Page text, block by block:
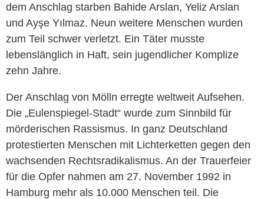
dem Anschlag starben Bahide Arslan, Yeliz Arslan
und Ayşe Yılmaz. Neun weitere Menschen wurden
zum Teil schwer verletzt. Ein Täter musste
lebenslänglich in Haft, sein jugendlicher Komplize
zehn Jahre.
Der Anschlag von Mölln erregte weltweit Aufsehen.
Die „Eulenspiegel-Stadt“ wurde zum Sinnbild für
mörderischen Rassismus. In ganz Deutschland
protestierten Menschen mit Lichterketten gegen den
wachsenden Rechtsradikalismus. An der Trauerfeier
für die Opfer nahmen am 27. November 1992 in
Hamburg mehr als 10.000 Menschen teil. Die